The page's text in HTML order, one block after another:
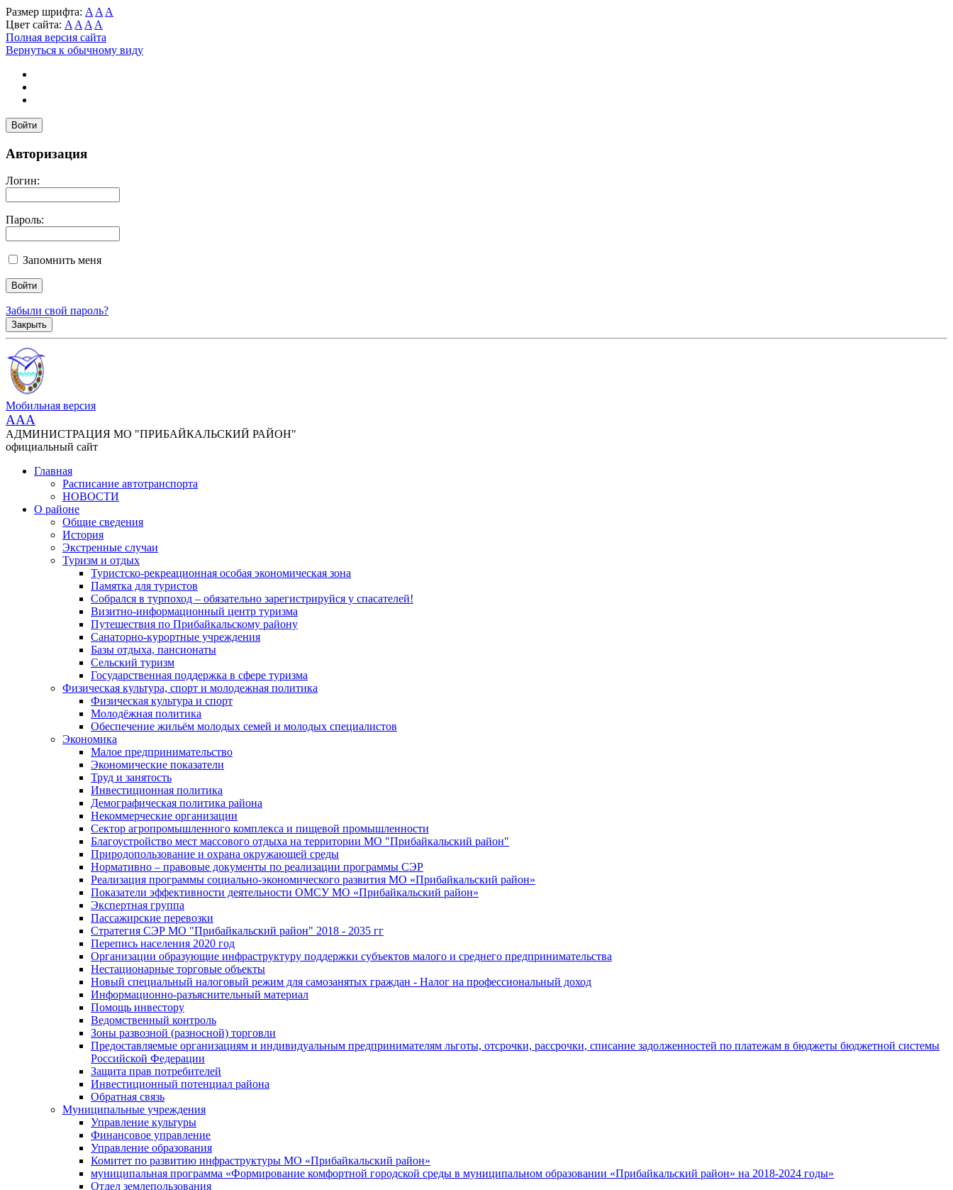
Размер шрифта: A A A
Цвет сайта: A A A A
Полная версия сайта
Вернуться к обычному виду
Войти
Авторизация
Логин:
Пароль:
Запомнить меня
Забыли свой пароль?
Закрыть
Мобильная версия
AAA
АДМИНИСТРАЦИЯ МО "ПРИБАЙКАЛЬСКИЙ РАЙОН"
официальный сайт
Главная
Расписание автотранспорта
НОВОСТИ
О районе
Общие сведения
История
Экстренные случаи
Туризм и отдых
Туристско-рекреационная особая экономическая зона
Памятка для туристов
Собрался в турпоход – обязательно зарегистрируйся у спасателей!
Визитно-информационный центр туризма
Путешествия по Прибайкальскому району
Санаторно-курортные учреждения
Базы отдыха, пансионаты
Сельский туризм
Государственная поддержка в сфере туризма
Физическая культура, спорт и молодежная политика
Физическая культура и спорт
Молодёжная политика
Обеспечение жильём молодых семей и молодых специалистов
Экономика
Малое предпринимательство
Экономические показатели
Труд и занятость
Инвестиционная политика
Демографическая политика района
Некоммерческие организации
Сектор агропромышленного комплекса и пищевой промышленности
Благоустройство мест массового отдыха на территории МО "Прибайкальский район"
Природопользование и охрана окружающей среды
Нормативно – правовые документы по реализации программы СЭР
Реализация программы социально-экономического развития МО «Прибайкальский район»
Показатели эффективности деятельности ОМСУ МО «Прибайкальский район»
Экспертная группа
Пассажирские перевозки
Стратегия СЭР МО "Прибайкальский район" 2018 - 2035 гг
Перепись населения 2020 год
Организации образующие инфраструктуру поддержки субъектов малого и среднего предпринимательства
Нестационарные торговые объекты
Новый специальный налоговый режим для самозанятых граждан - Налог на профессиональный доход
Информационно-разъяснительный материал
Помощь инвестору
Ведомственный контроль
Зоны развозной (разносной) торговли
Предоставляемые организациям и индивидуальным предпринимателям льготы, отсрочки, рассрочки, списание задолженностей по платежам в бюджеты бюджетной системы
Российской Федерации
Защита прав потребителей
Инвестиционный потенциал района
Обратная связь
Муниципальные учреждения
Управление культуры
Финансовое управление
Управление образования
Комитет по развитию инфраструктуры МО «Прибайкальский район»
муниципальная программа «Формирование комфортной городской среды в муниципальном образовании «Прибайкальский район» на 2018-2024 годы»
Отдел землепользования